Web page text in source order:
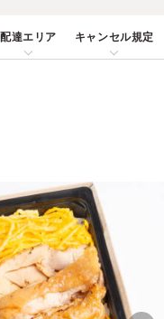
配達エリア キャンセル規定